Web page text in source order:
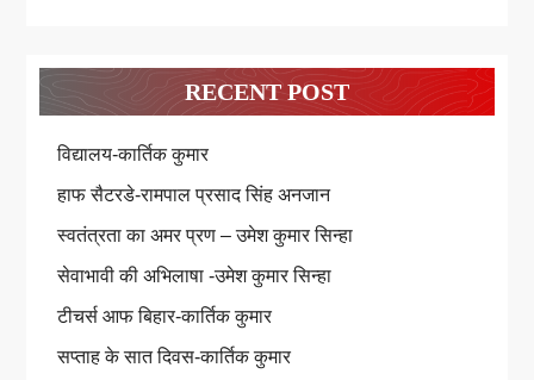
RECENT POST
विद्यालय-कार्तिक कुमार
हाफ सैटरडे-रामपाल प्रसाद सिंह अनजान
स्वतंत्रता का अमर प्रण – उमेश कुमार सिन्हा
सेवाभावी की अभिलाषा -उमेश कुमार सिन्हा
टीचर्स आफ बिहार-कार्तिक कुमार
सप्ताह के सात दिवस-कार्तिक कुमार